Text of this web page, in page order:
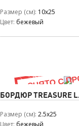
Размер (см) 10x25
Цвет бежевый
БОРДЮР TREASURE
Размер (см) 2.5x25
Цвет бежевый